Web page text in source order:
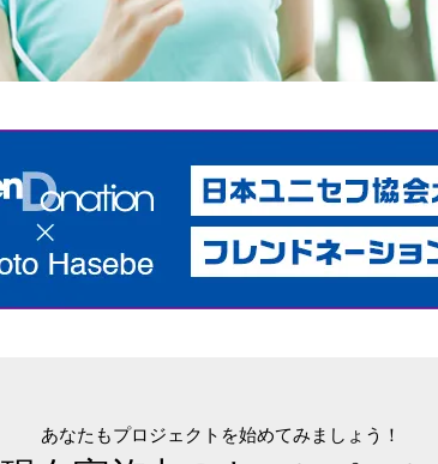
あなたもプロジェクトを始めてみましょう！